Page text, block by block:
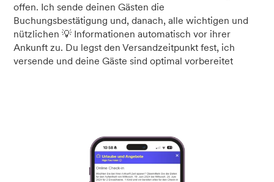
offen. Ich sende deinen Gästen die
Buchungsbestätigung und, danach, alle wichtigen und
nützlichen 💡 Informationen automatisch vor ihrer
Ankunft zu. Du legst den Versandzeitpunkt fest, ich
versende und deine Gäste sind optimal vorbereitet